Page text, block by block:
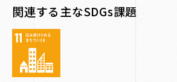
関連する主なSDGs課題